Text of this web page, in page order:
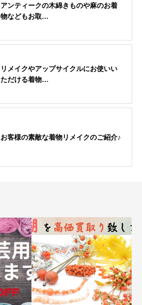
アンティークの木綿きものや麻のお着
物などもお取…
リメイクやアップサイクルにお使いい
ただける着物…
お客様の素敵な着物リメイクのご紹介♪